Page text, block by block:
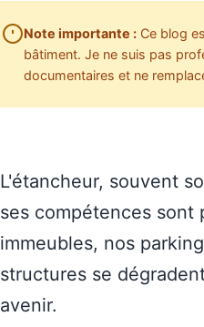
Note importante : Ce blog
bâtiment. Je ne suis pas
documentaires et ne
L'étancheur, souvent
ses compétences sont
immeubles, nos
structures se
avenir.